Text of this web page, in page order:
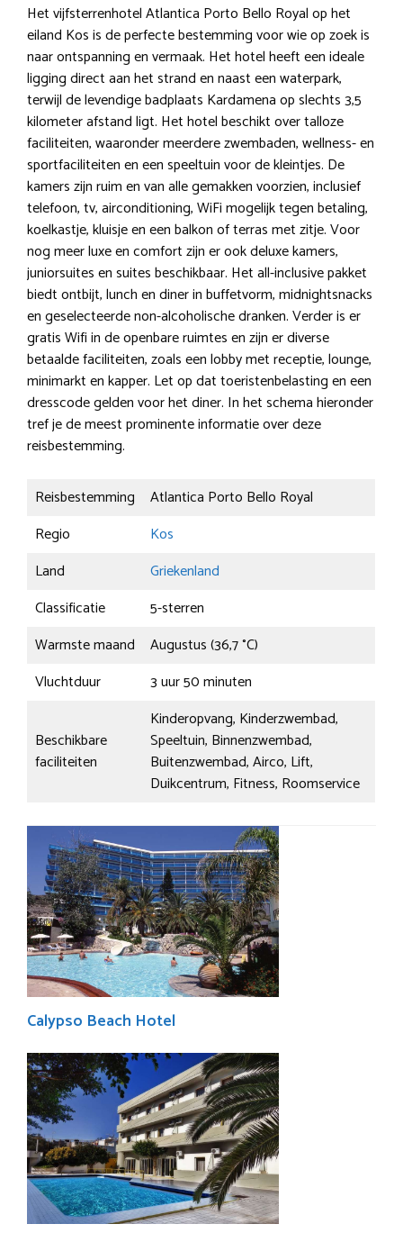
Het vijfsterrenhotel Atlantica Porto Bello Royal op het
eiland Kos is de perfecte bestemming voor wie op zoek is
naar ontspanning en vermaak. Het hotel heeft een ideale
ligging direct aan het strand en naast een waterpark,
terwijl de levendige badplaats Kardamena op slechts 3,5
kilometer afstand ligt. Het hotel beschikt over talloze
faciliteiten, waaronder meerdere zwembaden, wellness- en
sportfaciliteiten en een speeltuin voor de kleintjes. De
kamers zijn ruim en van alle gemakken voorzien, inclusief
telefoon, tv, airconditioning, WiFi mogelijk tegen betaling,
koelkastje, kluisje en een balkon of terras met zitje. Voor
nog meer luxe en comfort zijn er ook deluxe kamers,
juniorsuites en suites beschikbaar. Het all-inclusive pakket
biedt ontbijt, lunch en diner in buffetvorm, midnightsnacks
en geselecteerde non-alcoholische dranken. Verder is er
gratis Wifi in de openbare ruimtes en zijn er diverse
betaalde faciliteiten, zoals een lobby met receptie, lounge,
minimarkt en kapper. Let op dat toeristenbelasting en een
dresscode gelden voor het diner. In het schema hieronder
tref je de meest prominente informatie over deze
reisbestemming.
Reisbestemming
Atlantica Porto Bello Royal
Regio
Kos
Land
Griekenland
Classificatie
5-sterren
Warmste maand
Augustus (36,7 °C)
Vluchtduur
3 uur 50 minuten
Beschikbare
faciliteiten
Kinderopvang, Kinderzwembad,
Speeltuin, Binnenzwembad,
Buitenzwembad, Airco, Lift,
Duikcentrum, Fitness, Roomservice
Calypso Beach Hotel